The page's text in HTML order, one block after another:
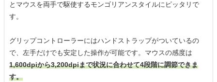
とマウスを両手で駆使するモンゴリアンスタイルにピッタリで
す。
グリップコントローラーにはハンドストラップがついているの
で、左手だけでも安定した操作が可能です。マウスの感度は
1,600dpiから3,200dpiまで状況に合わせて4段階に調節できま
す。